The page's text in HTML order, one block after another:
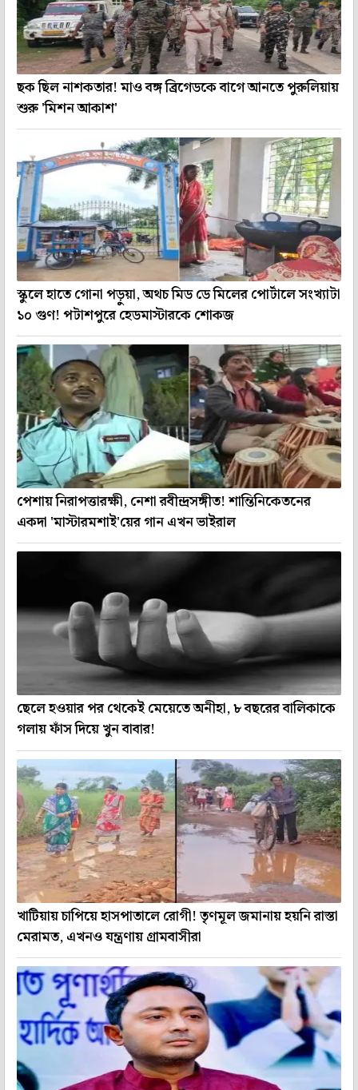
ছক ছিল নাশকতার! মাও বঙ্গ ব্রিগেডকে বাগে আনতে পুরুলিয়ায়
শুরু 'মিশন আকাশ'
স্কুলে হাতে গোনা পড়ুয়া, অথচ মিড ডে মিলের পোর্টালে সংখ্যাটা
১০ গুণ! পটাশপুরে হেডমাস্টারকে শোকজ
পেশায় নিরাপত্তারক্ষী, নেশা রবীন্দ্রসঙ্গীত! শান্তিনিকেতনের
একদা 'মাস্টারমশাই'য়ের গান এখন ভাইরাল
ছেলে হওয়ার পর থেকেই মেয়েতে অনীহা, ৮ বছরের বালিকাকে
গলায় ফাঁস দিয়ে খুন বাবার!
খাটিয়ায় চাপিয়ে হাসপাতালে রোগী! তৃণমূল জমানায় হয়নি রাস্তা
মেরামত, এখনও যন্ত্রণায় গ্রামবাসীরা